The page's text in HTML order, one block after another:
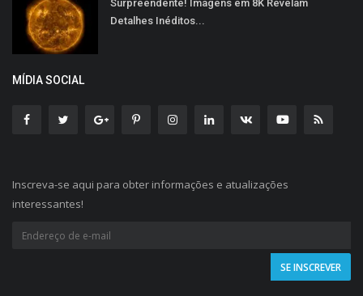
Surpreendente! Imagens em 8K Revelam
Detalhes Inéditos...
MÍDIA SOCIAL
Inscreva-se aqui para obter informações e atualizações
interessantes!